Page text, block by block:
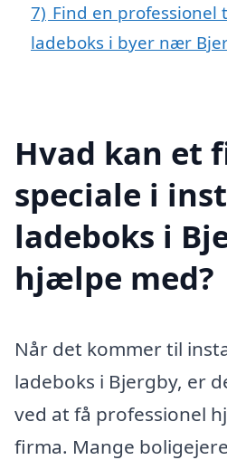
7) Find en professionel
ladeboks i byer nær
Hvad kan et
speciale i
ladeboks i
hjælpe med?
Når det kommer til
ladeboks i Bjergby, er
ved at få professionel
firma. Mange